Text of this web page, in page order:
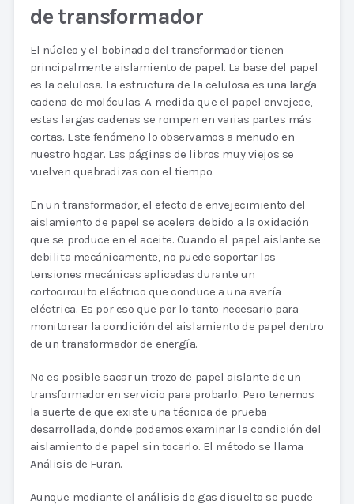
de transformador
El núcleo y el bobinado del transformador tienen
principalmente aislamiento de papel. La base del papel
es la celulosa. La estructura de la celulosa es una larga
cadena de moléculas. A medida que el papel envejece,
estas largas cadenas se rompen en varias partes más
cortas. Este fenómeno lo observamos a menudo en
nuestro hogar. Las páginas de libros muy viejos se
vuelven quebradizas con el tiempo.
En un transformador, el efecto de envejecimiento del
aislamiento de papel se acelera debido a la oxidación
que se produce en el aceite. Cuando el papel aislante se
debilita mecánicamente, no puede soportar las
tensiones mecánicas aplicadas durante un
cortocircuito eléctrico que conduce a una avería
eléctrica. Es por eso que por lo tanto necesario para
monitorear la condición del aislamiento de papel dentro
de un transformador de energía.
No es posible sacar un trozo de papel aislante de un
transformador en servicio para probarlo. Pero tenemos
la suerte de que existe una técnica de prueba
desarrollada, donde podemos examinar la condición del
aislamiento de papel sin tocarlo. El método se llama
Análisis de Furan.
Aunque mediante el análisis de gas disuelto se puede